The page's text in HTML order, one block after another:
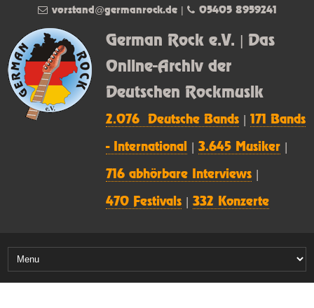
German Rock e.V. | Das
Online-Archiv der
Deutschen Rockmusik
2.076 Deutsche Bands |171 Bands
- International |3.645 Musiker
716 abhörbare Interviews
470 Festivals |332 Konzerte
vorstand@germanrock.de| 05405 8959241